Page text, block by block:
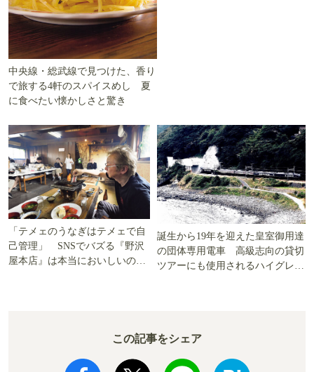
中央線・総武線で見つけた、香り
で旅する4軒のスパイスめし 夏
に食べたい懐かしさと驚き
「テメェのうなぎはテメェで自
己管理」 SNSでバズる『野沢
屋本店』は本当においしいの
誕生から19年を迎えた皇室御用達
の団体専用電車 高級志向の貸切
ツアーにも使用されるハイグレー
この記事をシェア